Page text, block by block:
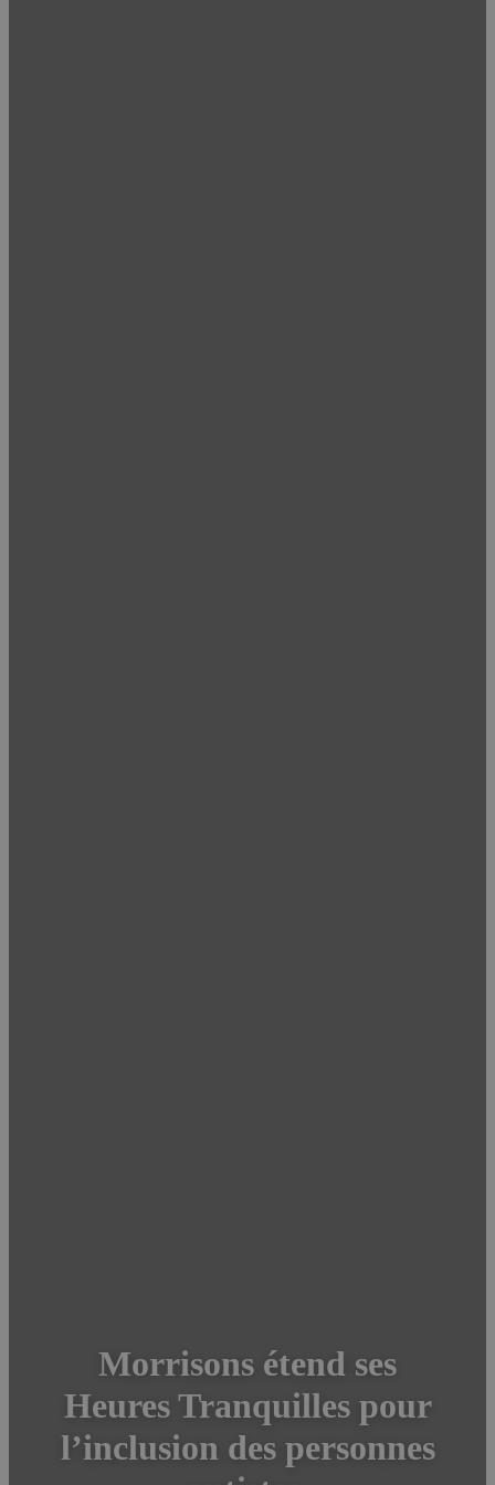
Morrisons étend ses
Heures Tranquilles pour
l’inclusion des personnes